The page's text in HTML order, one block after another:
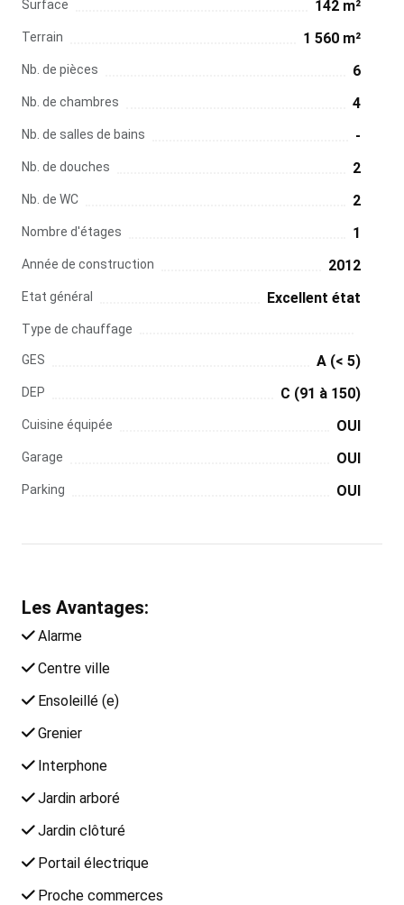
Surface 142 m²
Terrain 1 560 m²
Nb. de pièces 6
Nb. de chambres 4
Nb. de salles de bains -
Nb. de douches 2
Nb. de WC 2
Nombre d'étages 1
Année de construction 2012
Etat général Excellent état
Type de chauffage
GES A (< 5)
DEP C (91 à 150)
Cuisine équipée OUI
Garage OUI
Parking OUI
Les Avantages:
Alarme
Centre ville
Ensoleillé (e)
Grenier
Interphone
Jardin arboré
Jardin clôturé
Portail électrique
Proche commerces